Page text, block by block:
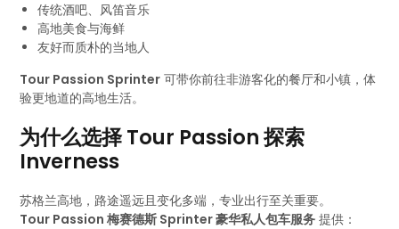
传统酒吧、风笛音乐
高地美食与海鲜
友好而质朴的当地人
Tour Passion Sprinter 可带你前往非游客化的餐厅和小镇，体
验更地道的高地生活。
为什么选择 Tour Passion 探索
Inverness
苏格兰高地，路途遥远且变化多端，专业出行至关重要。
Tour Passion 梅赛德斯 Sprinter 豪华私人包车服务 提供：